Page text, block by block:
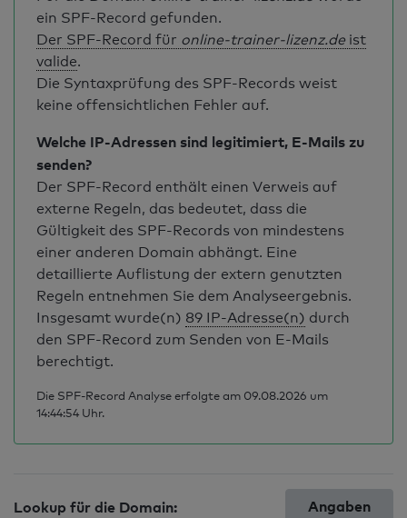
ein SPF-Record gefunden.
Der SPF-Record für online-trainer-lizenz.de ist
valide.
Die Syntaxprüfung des SPF-Records weist
keine offensichtlichen Fehler auf.
Welche IP-Adressen sind legitimiert, E-Mails zu
senden?
Der SPF-Record enthält einen Verweis auf
externe Regeln, das bedeutet, dass die
Gültigkeit des SPF-Records von mindestens
einer anderen Domain abhängt. Eine
detaillierte Auflistung der extern genutzten
Regeln entnehmen Sie dem Analyseergebnis.
Insgesamt wurde(n) 89 IP-Adresse(n) durch
den SPF-Record zum Senden von E-Mails
berechtigt.
Die SPF-Record Analyse erfolgte am 09.08.2026 um
14:44:54 Uhr.
Lookup für die Domain:
Angaben